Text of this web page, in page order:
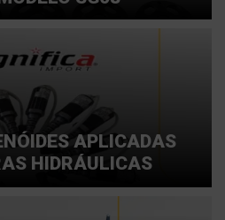
APLICADAS
HIDRÁULICAS